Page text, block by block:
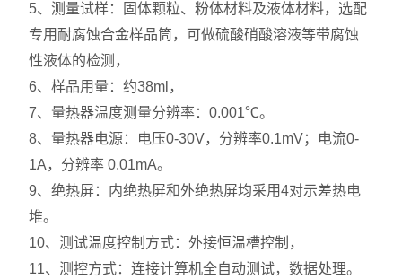
5、测量试样：固体颗粒、粉体材料及液体材料，选配
专用耐腐蚀合金样品筒，可做硫酸硝酸溶液等带腐蚀
性液体的检测，
6、样品用量：约38ml，
7、量热器温度测量分辨率：0.001℃。
8、量热器电源：电压0-30V，分辨率0.1mV；电流0-
1A，分辨率 0.01mA。
9、绝热屏：内绝热屏和外绝热屏均采用4对示差热电
堆。
10、测试温度控制方式：外接恒温槽控制，
11、测控方式：连接计算机全自动测试，数据处理。